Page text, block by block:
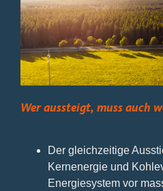
Wer aussteigt, muss auch
Der gleichzeitige
Kernenergie und
Energiesystem vor